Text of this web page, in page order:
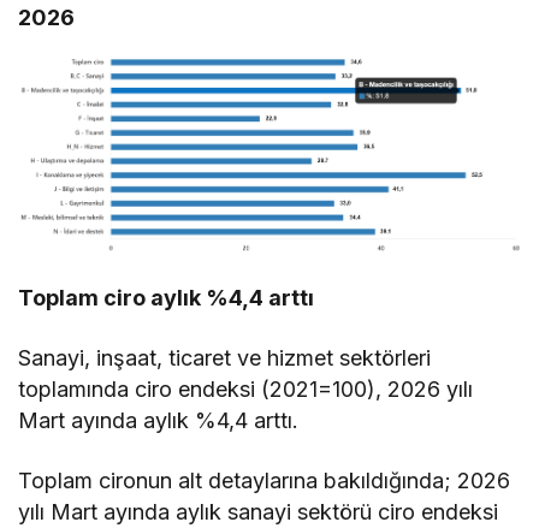
2026
Toplam ciro aylık %4,4 arttı
Sanayi, inşaat, ticaret ve hizmet sektörleri
toplamında ciro endeksi (2021=100), 2026 yılı
Mart ayında aylık %4,4 arttı.
Toplam cironun alt detaylarına bakıldığında; 2026
yılı Mart ayında aylık sanayi sektörü ciro endeksi